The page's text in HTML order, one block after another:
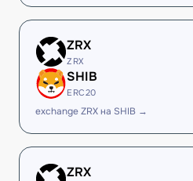
ZRX
ZRX
SHIB
ERC20
exchange ZRX на SHIB →
ZRX